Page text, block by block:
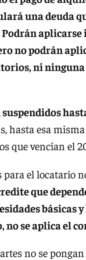
una deuda
aplicarse
no podrán
ni
hasta esa
que vencían el
para el locatario
que
básicas y
no se aplica el
no se